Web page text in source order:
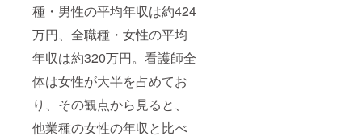
種・男性の平均年収は約424
万円、全職種・女性の平均
年収は約320万円。看護師全
体は女性が大半を占めてお
り、その観点から見ると、
他業種の女性の年収と比べ